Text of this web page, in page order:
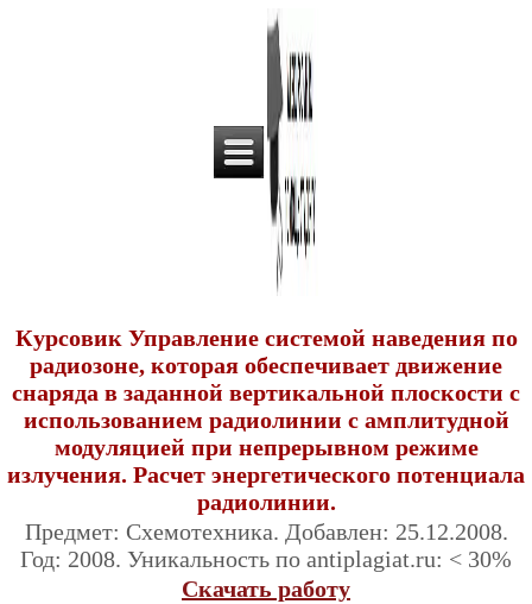
Курсовик Управление системой наведения по
радиозоне, которая обеспечивает движение
снаряда в заданной вертикальной плоскости с
использованием радиолинии с амплитудной
модуляцией при непрерывном режиме
излучения. Расчет энергетического потенциала
радиолинии.
Предмет: Схемотехника. Добавлен: 25.12.2008.
Год: 2008. Уникальность по antiplagiat.ru: < 30%
Скачать работу